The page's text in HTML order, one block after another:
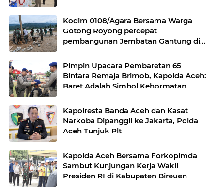
Kodim 0108/Agara Bersama Warga
Gotong Royong percepat
pembangunan Jembatan Gantung di
Pimpin Upacara Pembaretan 65
Bintara Remaja Brimob, Kapolda Aceh:
Baret Adalah Simbol Kehormatan
Kapolresta Banda Aceh dan Kasat
Narkoba Dipanggil ke Jakarta, Polda
Aceh Tunjuk Plt
Kapolda Aceh Bersama Forkopimda
Sambut Kunjungan Kerja Wakil
Presiden RI di Kabupaten Bireuen